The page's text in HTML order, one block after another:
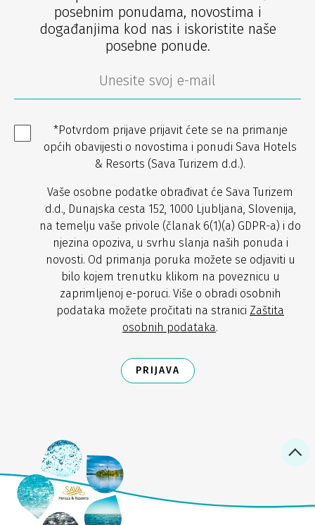
posebnim ponudama, novostima i
događanjima kod nas i iskoristite naše
posebne ponude.
*Potvrdom prijave prijavit ćete se na primanje
općih obavijesti o novostima i ponudi Sava Hotels
& Resorts (Sava Turizem d.d.).
Vaše osobne podatke obrađivat će Sava Turizem
d.d., Dunajska cesta 152, 1000 Ljubljana, Slovenija,
na temelju vaše privole (članak 6(1)(a) GDPR-a) i do
njezina opoziva, u svrhu slanja naših ponuda i
novosti. Od primanja poruka možete se odjaviti u
bilo kojem trenutku klikom na poveznicu u
zaprimljenoj e-poruci. Više o obradi osobnih
podataka možete pročitati na stranici Zaštita
osobnih podataka.
PRIJAVA